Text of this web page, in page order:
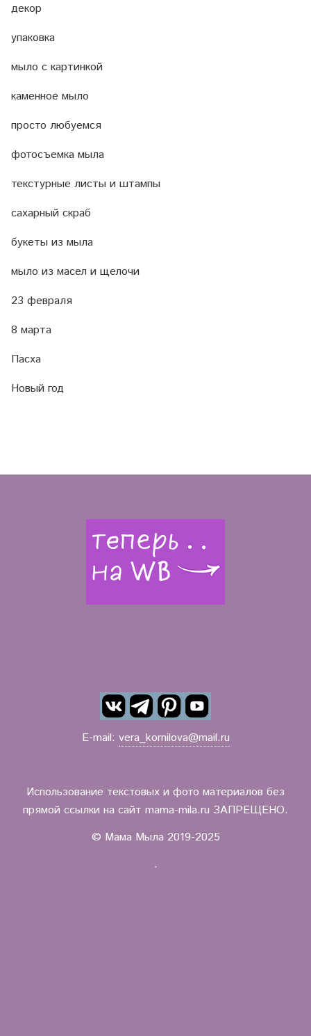
декор
упаковка
мыло с картинкой
каменное мыло
просто любуемся
фотосъемка мыла
текстурные листы и штампы
сахарный скраб
букеты из мыла
мыло из масел и щелочи
23 февраля
8 марта
Пасха
Новый год
E-mail: vera_kornilova@mail.ru
Использование текстовых и фото материалов без
прямой ссылки на сайт mama-mila.ru ЗАПРЕЩЕНО.
© Мама Мыла 2019-2025
.